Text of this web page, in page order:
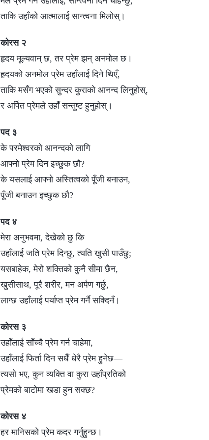
ताकि उहाँको आत्मालाई सान्त्वना मिलोस्।
कोरस २
हृदय मूल्यवान् छ, तर प्रेम झन् अनमोल छ।
हृदयको अनमोल प्रेम उहाँलाई दिने थिएँ,
ताकि मसँग भएको सुन्दर कुराको आनन्द लिनुहोस्,
र अर्पित प्रेमले उहाँ सन्तुष्ट हुनुहोस्।
पद ३
के परमेश्‍वरको आनन्दको लागि
आफ्नो प्रेम दिन इच्छुक छौ?
के यसलाई आफ्नो अस्तित्वको पूँजी बनाउन,
पूँजी बनाउन इच्छुक छौ?
पद ४
मेरा अनुभवमा, देखेको छु कि
उहाँलाई जति प्रेम दिन्छु, त्यति खुसी पाउँछु;
यसबाहेक, मेरो शक्तिको कुनै सीमा छैन,
खुसीसाथ, पूरै शरीर, मन अर्पण गर्छु,
लाग्छ उहाँलाई पर्याप्त प्रेम गर्नै सक्दिनँ।
कोरस ३
उहाँलाई साँच्चै प्रेम गर्न चाहेमा,
उहाँलाई फिर्ता दिन सधैँ धेरै प्रेम हुनेछ—
त्यसो भए, कुन व्यक्ति वा कुरा उहाँप्रतिको
प्रेमको बाटोमा खडा हुन सक्छ?
कोरस ४
हर मानिसको प्रेम कदर गर्नुहुन्छ।